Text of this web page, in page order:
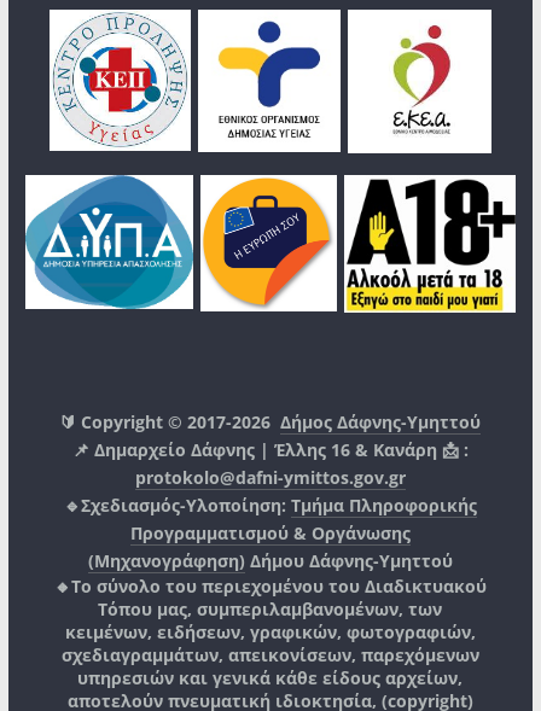
🔰 Copyright © 2017-2026Δήμος Δάφνης-Υμηττού
📌 Δημαρχείο Δάφνης | Έλλης 16 & Κανάρη 📩 :
protokolo@dafni-ymittos.gov.gr
🔹Σχεδιασμός-Υλοποίηση: Τμήμα Πληροφορικής
Προγραμματισμού & Οργάνωσης
(Μηχανογράφηση) Δήμου Δάφνης-Υμηττού
🔸Το σύνολο του περιεχομένου του Διαδικτυακού
Τόπου μας, συμπεριλαμβανομένων, των
κειμένων, ειδήσεων, γραφικών, φωτογραφιών,
σχεδιαγραμμάτων, απεικονίσεων, παρεχόμενων
υπηρεσιών και γενικά κάθε είδους αρχείων,
αποτελούν πνευματική ιδιοκτησία, (copyright)